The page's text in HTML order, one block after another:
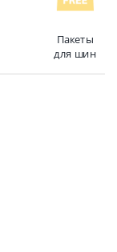
Пакеты
для шин